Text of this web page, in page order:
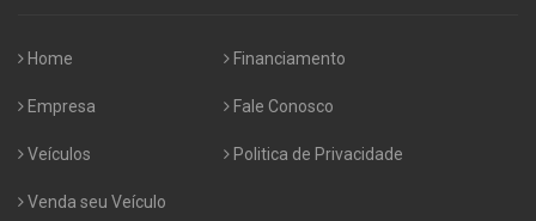
Home
Empresa
Veículos
Venda seu Veículo
Financiamento
Fale Conosco
Politica de Privacidade